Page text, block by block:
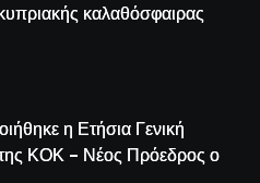
καλαθόσφαιρας
η Ετήσια Γενική
ΚΟΚ – Νέος Πρόεδρος ο